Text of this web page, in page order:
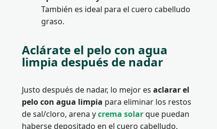
También es ideal para el cuero cabelludo
graso.
Aclárate el pelo con agua
limpia después de nadar
Justo después de nadar, lo mejor es aclarar el
pelo con agua limpia para eliminar los restos
de sal/cloro, arena ycrema solarque puedan
haberse depositado en el cuero cabelludo.